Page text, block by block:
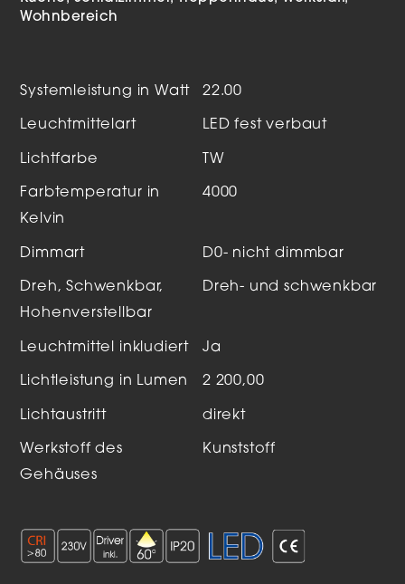
Wohnbereich
Systemleistung in Watt 22.00
Leuchtmittelart LED fest verbaut
Lichtfarbe TW
Farbtemperatur in
Kelvin
4000
Dimmart D0- nicht dimmbar
Dreh, Schwenkbar,
Hohenverstellbar
Dreh- und schwenkbar
Leuchtmittel inkludiert Ja
Lichtleistung in Lumen 2 200,00
Lichtaustritt direkt
Werkstoff des
Gehäuses
Kunststoff